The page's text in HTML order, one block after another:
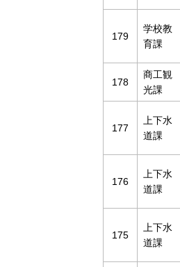
179
学校教
育課
178
商工観
光課
177
上下水
道課
176
上下水
道課
175
上下水
道課